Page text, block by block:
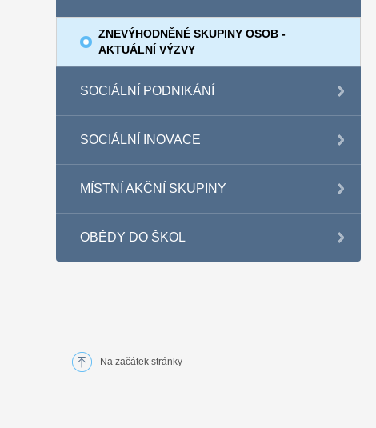
ZNEVÝHODNĚNÉ SKUPINY OSOB -
AKTUÁLNÍ VÝZVY
SOCIÁLNÍ PODNIKÁNÍ
SOCIÁLNÍ INOVACE
MÍSTNÍ AKČNÍ SKUPINY
OBĚDY DO ŠKOL
Na začátek stránky